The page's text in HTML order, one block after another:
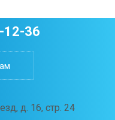
12-36
д. 16, стр. 24